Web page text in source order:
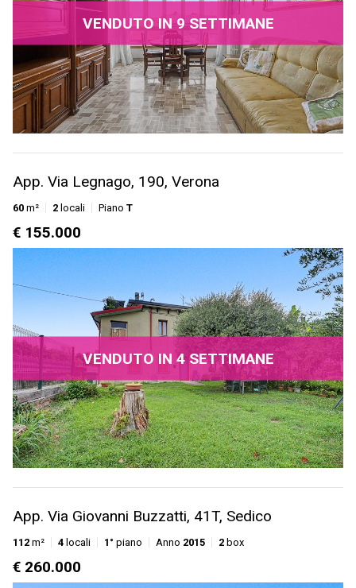
VENDUTO IN 9 SETTIMANE
App. Via Legnago, 190, Verona
60 m² 2 locali Piano T
€ 155.000
VENDUTO IN 4 SETTIMANE
App. Via Giovanni Buzzatti, 41T, Sedico
112 m² 4 locali 1° piano Anno 2015 2 box
€ 260.000